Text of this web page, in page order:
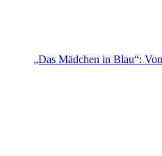
„Das Mädchen in Blau“: